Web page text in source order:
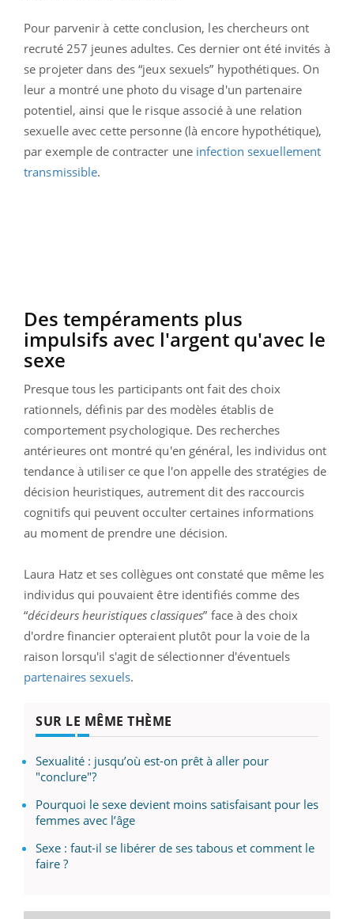
Pour parvenir à cette conclusion, les chercheurs ont
recruté 257 jeunes adultes. Ces dernier ont été invités à
se projeter dans des “jeux sexuels” hypothétiques. On
leur a montré une photo du visage d'un partenaire
potentiel, ainsi que le risque associé à une relation
sexuelle avec cette personne (là encore hypothétique),
par exemple de contracter une infection sexuellement
transmissible.
Des tempéraments plus
impulsifs avec l'argent qu'avec le
sexe
Presque tous les participants ont fait des choix
rationnels, définis par des modèles établis de
comportement psychologique. Des recherches
antérieures ont montré qu'en général, les individus ont
tendance à utiliser ce que l'on appelle des stratégies de
décision heuristiques, autrement dit des raccourcis
cognitifs qui peuvent occulter certaines informations
au moment de prendre une décision.
Laura Hatz et ses collègues ont constaté que même les
individus qui pouvaient être identifiés comme des
“décideurs heuristiques classiques” face à des choix
d'ordre financier opteraient plutôt pour la voie de la
raison lorsqu'il s'agit de sélectionner d'éventuels
partenaires sexuels.
SUR LE MÊME THÈME
Sexualité : jusqu’où est-on prêt à aller pour
"conclure"?
Pourquoi le sexe devient moins satisfaisant pour les
femmes avec l’âge
Sexe : faut-il se libérer de ses tabous et comment le
faire ?